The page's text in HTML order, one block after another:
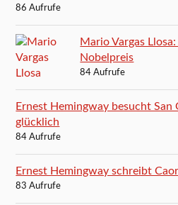
86 Aufrufe
Mario Vargas
Nobelpreis
84 Aufrufe
Ernest Hemingway besucht San
glücklich
84 Aufrufe
Ernest Hemingway schreibt
83 Aufrufe